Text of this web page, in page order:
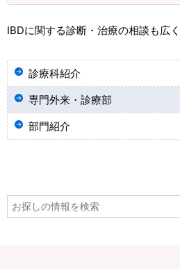
IBDに関する診断・治療の相談も広
診療科紹介
専門外来・診療部
部門紹介